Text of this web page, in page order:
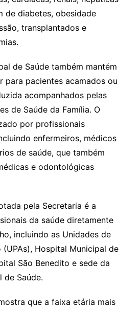
de diabetes, obesidade
transplantados e
de Saúde também mantém
para pacientes acamados ou
acompanhados pelas
de Saúde da Família. O
por profissionais
enfermeiros, médicos
de saúde, que também
e odontológicas
pela Secretaria é a
da saúde diretamente
incluindo as Unidades de
Hospital Municipal de
São Benedito e sede da
de Saúde.
que a faixa etária mais